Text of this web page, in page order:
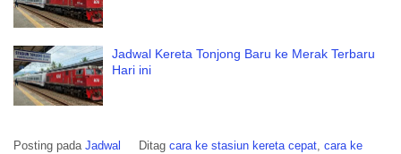
Jadwal Kereta Tonjong Baru ke Merak Terbaru
Hari ini
Posting pada Jadwal Ditag cara ke stasiun kereta cepat, cara ke